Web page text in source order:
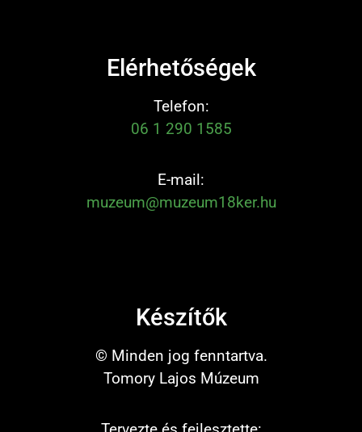
Elérhetőségek
Telefon:
06 1 290 1585
E-mail:
muzeum@muzeum18ker.hu
Készítők
© Minden jog fenntartva.
Tomory Lajos Múzeum